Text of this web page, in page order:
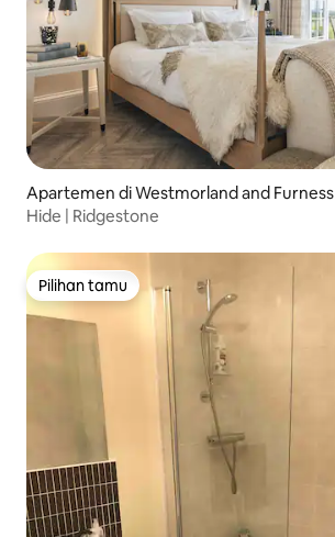
Apartemen di Westmorland and Furness
Hide | Ridgestone
Pilihan tamu
Pilihan tamu